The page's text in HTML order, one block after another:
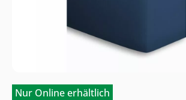
Nur Online erhältlich